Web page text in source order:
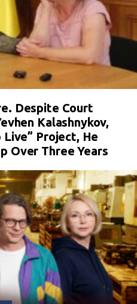
Despite Court
Kalashnykov,
Live” Project, He
Over Three Years